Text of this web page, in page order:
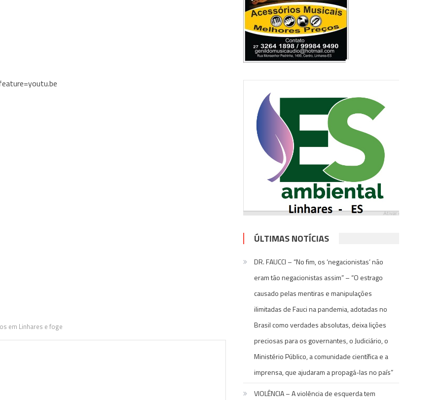
em Linhares e foge
ÚLTIMAS NOTÍCIAS
DR. FAUCCI – “No fim, os ‘negacionistas’ não
eram tão negacionistas assim” – “O estrago
causado pelas mentiras e manipulações
ilimitadas de Fauci na pandemia, adotadas no
Brasil como verdades absolutas, deixa lições
preciosas para os governantes, o Judiciário, o
Ministério Público, a comunidade científica e a
imprensa, que ajudaram a propagá-las no país”
VIOLÊNCIA – A violência de esquerda tem